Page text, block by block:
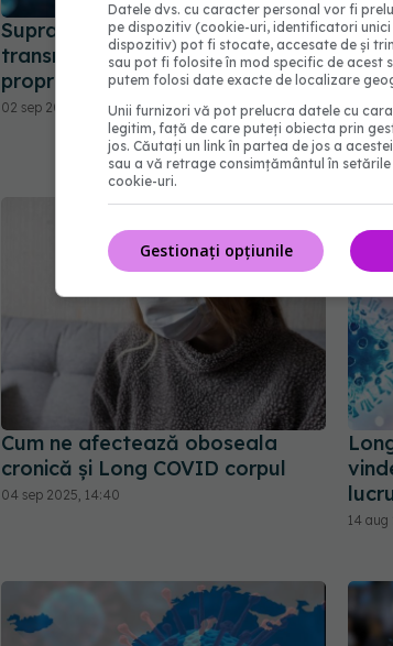
Suprafețele din lemn reduc
transmiterea COVID. Au
proprietăți antivirale naturale
02 sep 2024, 14:49
19,
în
Cum ne afectează oboseala
cronică și Long COVID corpul
04 sep 2025, 14:40
14
Datele dvs. cu caracter personal vor fi
pe dispozitiv (cookie-uri, identificatori
dispozitiv) pot fi stocate, accesate de și
sau pot fi folosite în mod specific de acest
putem folosi date exacte de localizare
Unii furnizori vă pot prelucra datele cu
legitim, față de care puteți obiecta prin
jos. Căutați un link în partea de jos a
sau a vă retrage consimțământul în
cookie-uri.
Gestionați opțiunile